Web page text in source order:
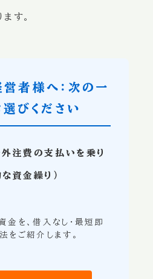
す。
者様へ：次の一
びください
注費の支払いを乗り
資金繰り）
金を、借入なし・最短即
をご紹介します。